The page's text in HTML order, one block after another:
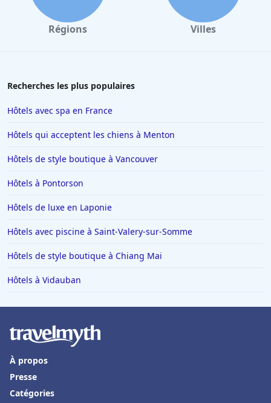
Régions Villes
Recherches les plus populaires
Hôtels avec spa en France
Hôtels qui acceptent les chiens à Menton
Hôtels de style boutique à Vancouver
Hôtels à Pontorson
Hôtels de luxe en Laponie
Hôtels avec piscine à Saint-Valery-sur-Somme
Hôtels de style boutique à Chiang Mai
Hôtels à Vidauban
À propos
Presse
Catégories